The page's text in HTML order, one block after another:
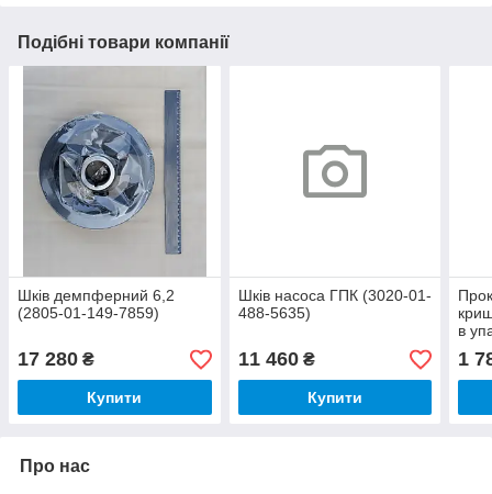
Подібні товари компанії
Шків демпферний 6,2
(2805-01-149-7859)
17 280 ₴
Купити
Шків насоса ГПК (3020-01-
488-5635)
11 460₴
Купити
в
1
Про нас